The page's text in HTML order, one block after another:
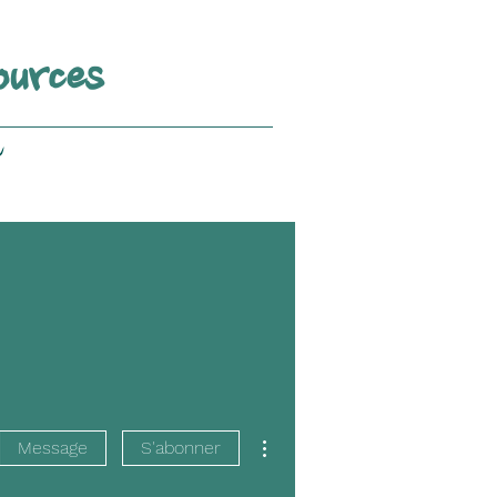
Message S'abonner